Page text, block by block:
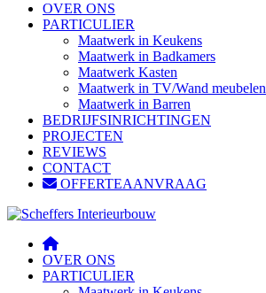
OVER ONS
PARTICULIER
Maatwerk in Keukens
Maatwerk in Badkamers
Maatwerk Kasten
Maatwerk in TV/Wand meubelen
Maatwerk in Barren
BEDRIJFSINRICHTINGEN
PROJECTEN
REVIEWS
CONTACT
OFFERTEAANVRAAG
OVER ONS
PARTICULIER